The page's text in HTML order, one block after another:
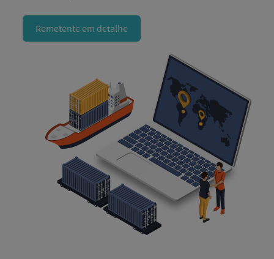
Remetente em detalhe